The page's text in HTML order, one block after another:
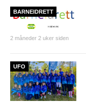
BARNEIDRETT
2 måneder 2 uker siden
UFO